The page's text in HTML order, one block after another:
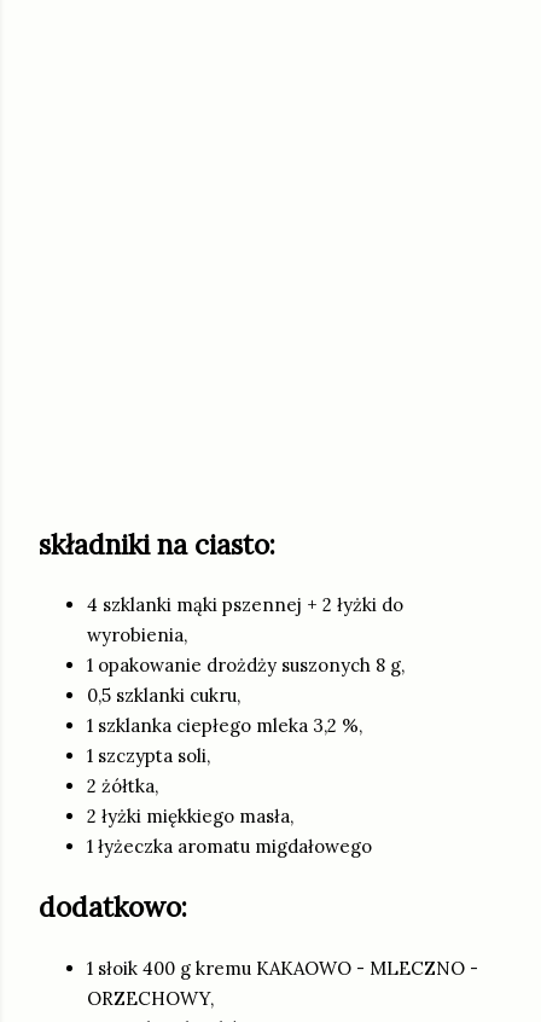
składniki na ciasto:
4 szklanki mąki pszennej + 2 łyżki do
wyrobienia,
1 opakowanie drożdży suszonych 8 g,
0,5 szklanki cukru,
1 szklanka ciepłego mleka 3,2 %,
1 szczypta soli,
2 żółtka,
2 łyżki miękkiego masła,
1 łyżeczka aromatu migdałowego
dodatkowo:
1 słoik 400 g kremu KAKAOWO - MLECZNO -
ORZECHOWY,